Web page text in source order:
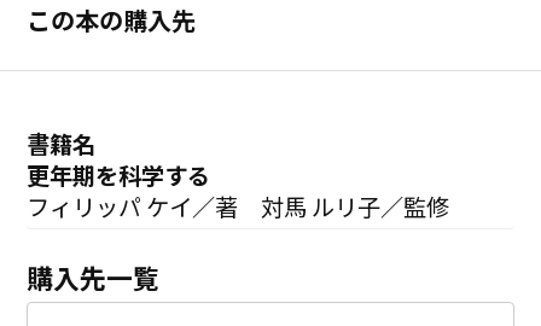
この本の購入先
書籍名
更年期を科学する
フィリッパ ケイ／著 対馬 ルリ子／監修
購入先一覧